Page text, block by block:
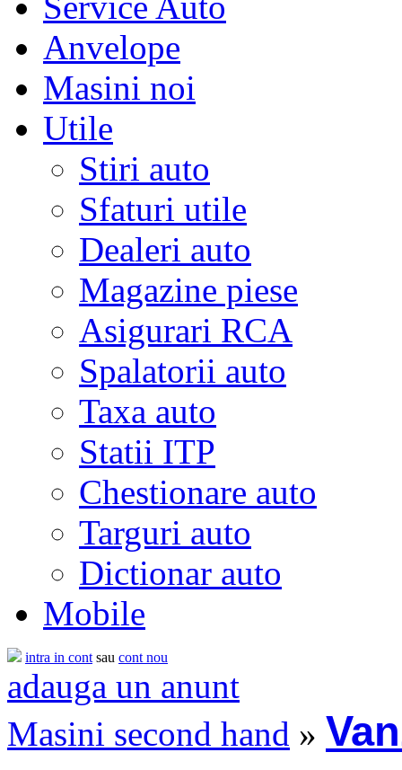
Anvelope
Masini noi
Utile
Stiri auto
Sfaturi utile
Dealeri auto
Magazine piese
Asigurari RCA
Spalatorii auto
Taxa auto
Statii ITP
Chestionare auto
Targuri auto
Dictionar auto
Mobile
intra in cont sau cont nou
adauga un anunt
Masini second hand »